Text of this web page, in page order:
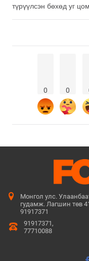
түрүүлсэн бөхөд уг
0 0
Монгол улс.
гудамж. Лагшин төв
91917371
91917371,
77710088